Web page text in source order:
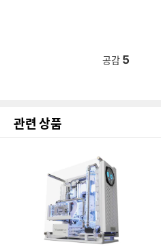
공감 5
관련 상품